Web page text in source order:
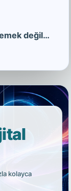
değil…
kolayca